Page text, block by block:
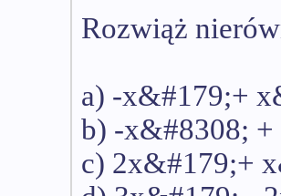
Rozwiąż
a) -x&#179;+
b) -x&#8308;
c) 2x&#179;+